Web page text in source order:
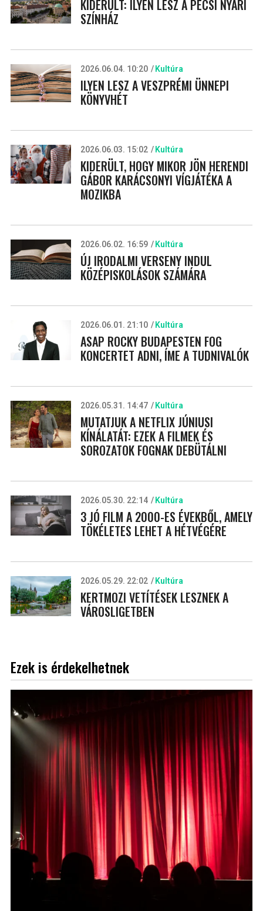
KIDERÜLT: ILYEN LESZ A PÉCSI NYÁRI
SZÍNHÁZ
2026.06.04. 10:20 Kultúra
ILYEN LESZ A VESZPRÉMI ÜNNEPI
KÖNYVHÉT
2026.06.03. 15:02 Kultúra
KIDERÜLT, HOGY MIKOR JÖN HERENDI
GÁBOR KARÁCSONYI VÍGJÁTÉKA A
MOZIKBA
2026.06.02. 16:59 Kultúra
ÚJ IRODALMI VERSENY INDUL
KÖZÉPISKOLÁSOK SZÁMÁRA
2026.06.01. 21:10 Kultúra
ASAP ROCKY BUDAPESTEN FOG
KONCERTET ADNI, ÍME A TUDNIVALÓK
2026.05.31. 14:47 Kultúra
MUTATJUK A NETFLIX JÚNIUSI
KÍNÁLATÁT: EZEK A FILMEK ÉS
SOROZATOK FOGNAK DEBÜTÁLNI
2026.05.30. 22:14 Kultúra
3 JÓ FILM A 2000-ES ÉVEKBŐL, AMELY
TÖKÉLETES LEHET A HÉTVÉGÉRE
2026.05.29. 22:02 Kultúra
KERTMOZI VETÍTÉSEK LESZNEK A
VÁROSLIGETBEN
Ezek is érdekelhetnek